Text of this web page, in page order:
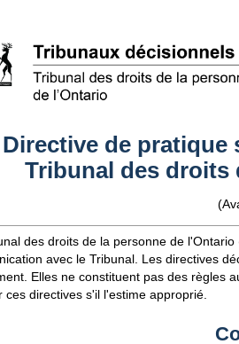
Directive de pratique
Tribunal des droits
des droits de la personne de
avec le Tribunal. Les directives
Elles ne constituent pas des règles
ces directives s'il l'estime approprié.